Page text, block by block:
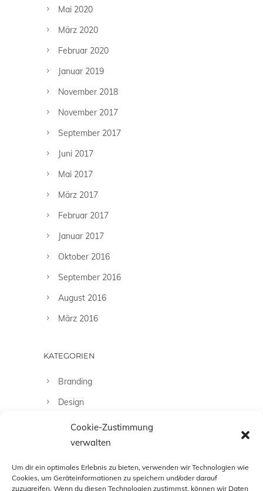
Cookie-Zustimmung
verwalten
Um dir ein optimales Erlebnis zu bieten, verwenden wir Technologien wie
Cookies, um Geräteinformationen zu speichern und/oder darauf
zuzugreifen. Wenn du diesen Technologien zustimmst, können wir Daten
Mai 2020
März 2020
Februar 2020
Januar 2019
November 2018
November 2017
September 2017
Juni 2017
Mai 2017
März 2017
Februar 2017
Januar 2017
Oktober 2016
September 2016
August 2016
März 2016
KATEGORIEN
Branding
Design
Fashion
Fotografie
Uncategorized